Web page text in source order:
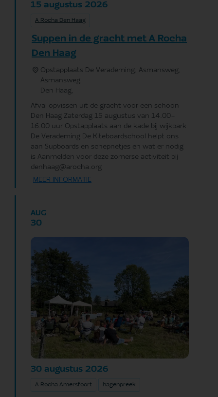
15 augustus 2026
A Rocha Den Haag
Suppen in de gracht met A Rocha
Den Haag
Opstapplaats De Verademing, Asmansweg,
Asmansweg
Den Haag,
Afval opvissen uit de gracht voor een schoon
Den Haag Zaterdag 15 augustus van 14.00-
16.00 uur Opstapplaats aan de kade bij wijkpark
De Verademing De Kiteboardschool helpt ons
aan Supboards en schepnetjes en wat er nodig
is Aanmelden voor deze zomerse activiteit bij
denhaag@arocha.org
MEER INFORMATIE
AUG
30
30 augustus 2026
A Rocha Amersfoort hagenpreek